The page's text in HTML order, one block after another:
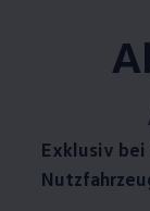
Exklusiv